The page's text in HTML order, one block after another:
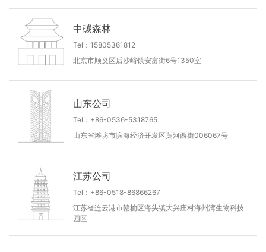
中碳森林
Tel：15805361812
北京市顺义区后沙峪镇安富街6号1350室
山东公司
Tel：+86-0536-5318765
山东省滩坊市滨海经济开发区黄河西街006067号
江苏公司
Tel：+86-0518-86866267
江苏省连云港市赣榆区海头镇大兴庄村海州湾生物科技
园区